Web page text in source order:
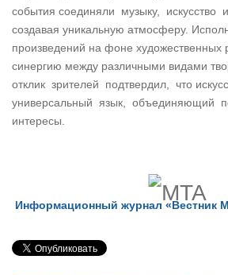
события соединяли музыку, искусство
создавая уникальную атмосферу.
произведений на фоне художественных
синергию между различными видами
отклик зрителей подтвердил, что
универсальный язык, объединяющий
интересы.
Информационный журнал «Вестник